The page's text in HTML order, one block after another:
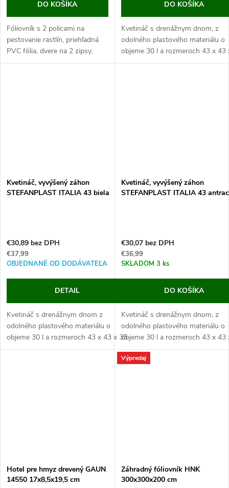
DO KOŠÍKA
Fóliovník s 2 policami na
pestovanie rastlín, priehľadná
PVC fólia, dvere na 2 zipsy,
upevňovacia šnúrka, rozmery
DO KOŠÍKA
Kvetináč s drenážnym dnom, z
odolného plastového materiálu o
objeme 30 l a rozmeroch 43 x 43
cm.
Kvetináč, vyvýšený záhon
STEFANPLAST ITALIA 43 biela
€30,89 bez DPH
€37,99
OBJEDNANÉ OD DODÁVATEĽA
DETAIL
Kvetináč s drenážnym dnom z
odolného plastového materiálu o
objeme 30 l a rozmeroch 43 x 43 x 35
cm.
Tento kvetináč je vyrábaný z odolného
Kvetináč, vyvýšený záhon
STEFANPLAST ITALIA 43
€30,07 bez DPH
€36,99
SKLADOM 3 ks
DO KOŠÍKA
Kvetináč s drenážnym dnom, z
odolného plastového materiálu o
objeme 30 l a rozmeroch 43 x 43
cm.
Tento kvetináč je vyrábaný z
Hotel pre hmyz drevený GAUN
14550 17x8,5x19,5 cm
Výpredaj
Záhradný fóliovník HNK
300x300x200 cm